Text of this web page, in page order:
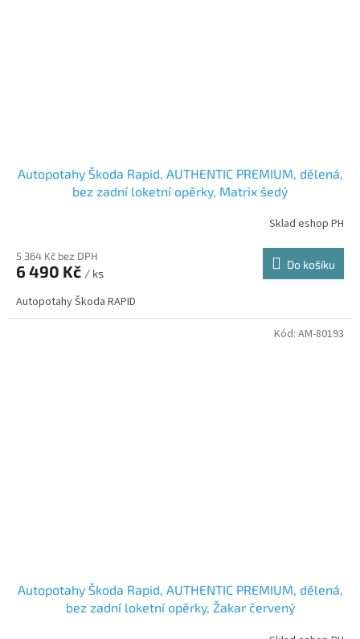
Autopotahy Škoda Rapid, AUTHENTIC PREMIUM, dělená,
bez zadní loketní opěrky, Matrix šedý
Sklad eshop PH
5 364 Kč bez DPH
6 490 Kč / ks
Do košíku
Autopotahy Škoda RAPID
Autopotahy Škoda Rapid, AUTHENTIC PREMIUM, dělená,
bez zadní loketní opěrky, Žakar červený
Kód: AM-80193